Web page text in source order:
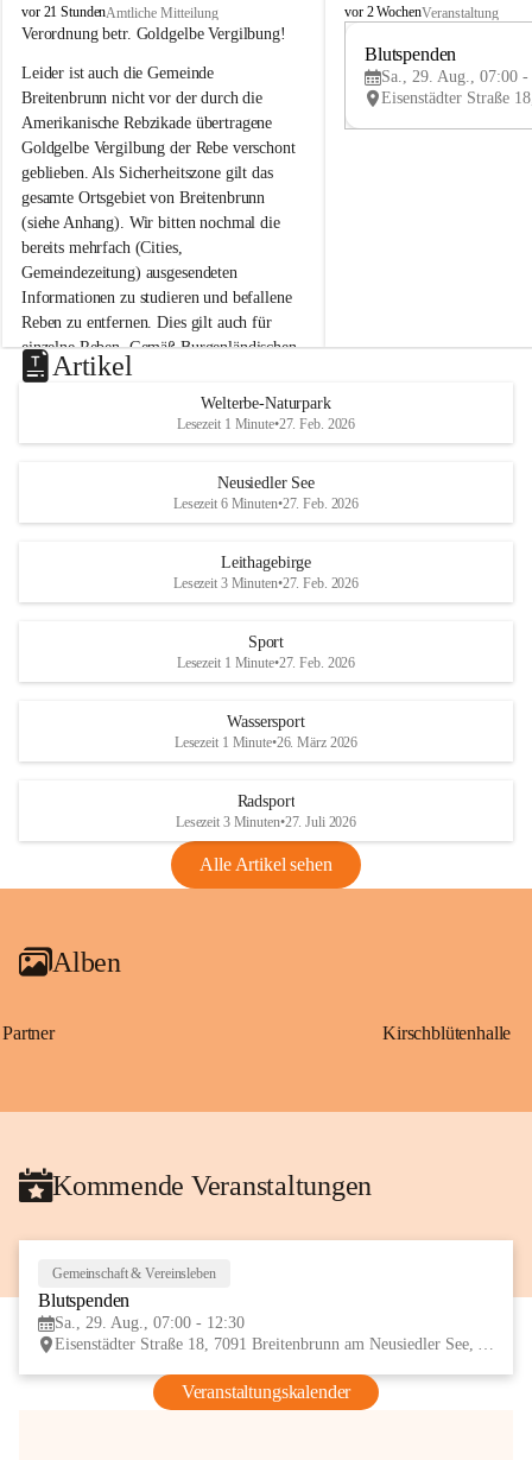
B
r
i
t
e
n
b
r
u
n
n
a
m
N
e
u
s
d
S
vor 21 StundenAmtliche Mitteilung
Verordnung betr. Goldgelbe Vergilbung!
Leider ist auch die Gemeinde
Breitenbrunn nicht vor der durch die
Amerikanische Rebzikade übertragene
Goldgelbe Vergilbung der Rebe verschont
geblieben. Als Sicherheitszone gilt das
gesamte Ortsgebiet von Breitenbrunn
(siehe Anhang). Wir bitten nochmal die
bereits mehrfach (Cities,
Gemeindezeitung) ausgesendeten
Informationen zu studieren und befallene
Reben zu entfernen. Dies gilt auch für
einzelne Reben. Gemäß Burgenländischen
Weinbaugesetz sind nicht gepflegte oder
unzulässige Weingärten zu roden! Bitte
helfen wir zusammen um unsere Winzer
vor den prognostizierten Ernteausfällen
und den daraus folgenden wirtschaftlichen
Maßnahmen zur Bekämpfung
Rebe und der Amerikanischen
Anhang VBl. EU Nr. 18
1 Seite•1,4 MB
VBl. EU Nr. 18_2026
B
e
u
e
d
r
S
vor 2 WochenVeranstaltung
Blutspenden
Sa., 29. Aug., 07:00 -
Artikel
Welterbe-Naturpark
Lesezeit 1 Minute•27. Feb. 2026
Neusiedler See
Lesezeit 6 Minuten•27. Feb. 2026
Leithagebirge
Lesezeit 3 Minuten•27. Feb. 2026
Sport
Lesezeit 1 Minute•27. Feb. 2026
Wassersport
Lesezeit 1 Minute•26. März 2026
Radsport
Lesezeit 3 Minuten•27. Juli 2026
Alle Artikel sehen
Alben
Partner Kirschblütenhalle
Kommende Veranstaltungen
Gemeinschaft & Vereinsleben
Blutspenden
Sa., 29. Aug., 07:00 - 12:30
Eisenstädter Straße 18, 7091 Breitenbrunn am Neusiedler See, AUT
Veranstaltungskalender